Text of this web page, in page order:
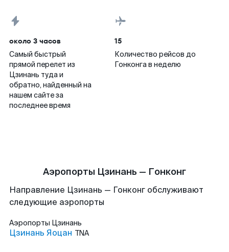
около 3 часов
Самый быстрый
прямой перелет из
Цзинань туда и
обратно, найденный на
нашем сайте за
последнее время
15
Количество рейсов до
Гонконга в неделю
Аэропорты Цзинань — Гонконг
Направление Цзинань — Гонконг обслуживают
следующие аэропорты
Аэропорты Цзинань
Цзинань Яоцан TNA